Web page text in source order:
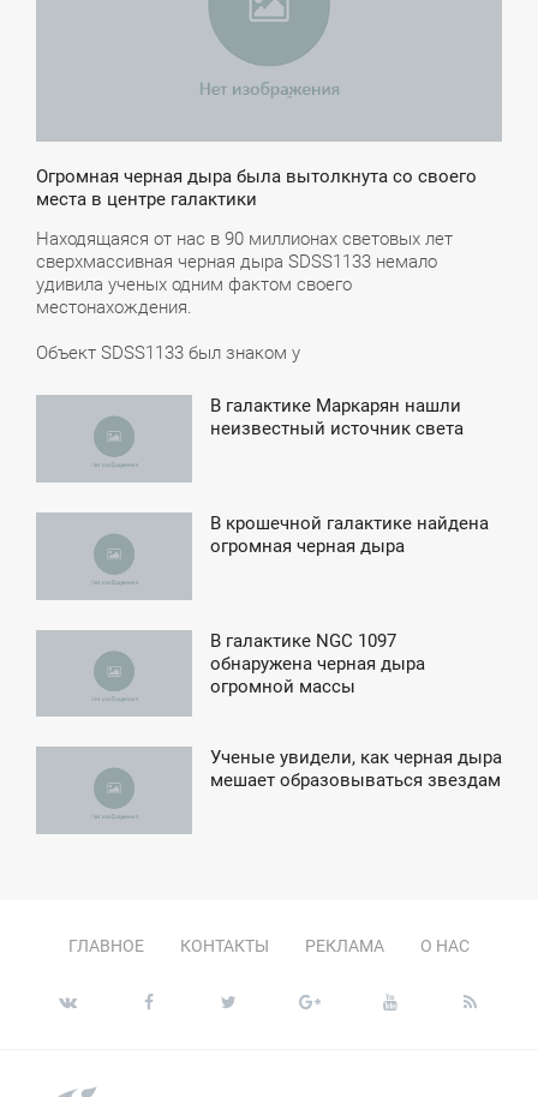
Огромная черная дыра была вытолкнута со своего
места в центре галактики
Находящаяся от нас в 90 миллионах световых лет
сверхмассивная черная дыра SDSS1133 немало
удивила ученых одним фактом своего
местонахождения.
Объект SDSS1133 был знаком у
В галактике Маркарян нашли
неизвестный источник света
В крошечной галактике найдена
огромная черная дыра
В галактике NGC 1097
обнаружена черная дыра
огромной массы
Ученые увидели, как черная дыра
мешает образовываться звездам
ГЛАВНОЕ КОНТАКТЫ РЕКЛАМА О НАС